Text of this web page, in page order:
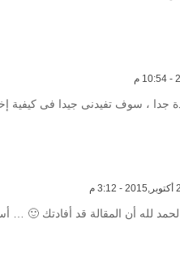
جدا ، سوف تفيدنى جيدا فى كيفية
لله أن المقالة قد أفادتك 🙂 …